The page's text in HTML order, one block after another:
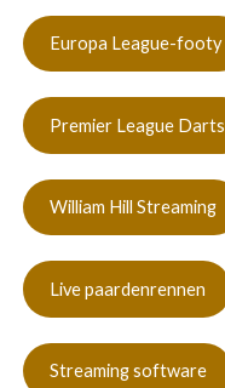
Europa League-footy
Premier League Darts
William Hill Streaming
Live paardenrennen
Streaming software